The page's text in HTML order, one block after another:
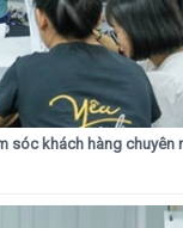
sóc khách hàng chuyên